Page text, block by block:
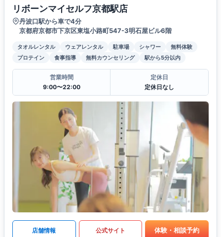
リボーンマイセルフ京都駅店
丹波口駅から車で4分
京都府京都市下京区東塩小路町547-3明石屋ビル6階
タオルレンタル ウェアレンタル 駐車場 シャワー
無料体験
プロテイン
食事指導 無料カウンセリング 駅から5分以内
営業時間
9:00〜22:00
定休日
定休日なし
店舗情報 公式サイト 体験・相談予約